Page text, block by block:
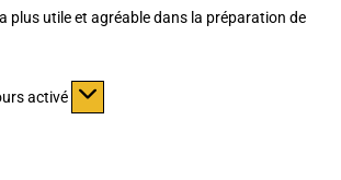
plus utile et agréable dans la préparation de
activé